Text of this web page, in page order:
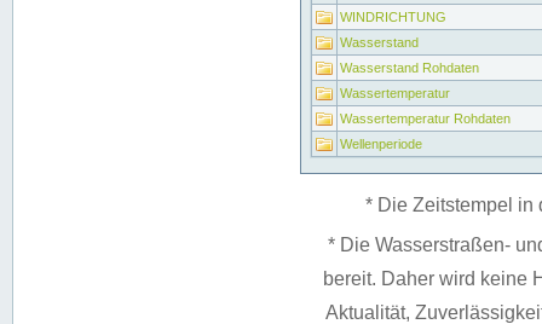
WINDRICHTUNG
Wasserstand
Wasserstand Rohdaten
Wassertemperatur
Wassertemperatur Rohdaten
Wellenperiode
* Die Zeitstempel in
* Die Wasserstraßen-
bereit. Daher wird keine
Aktualität,